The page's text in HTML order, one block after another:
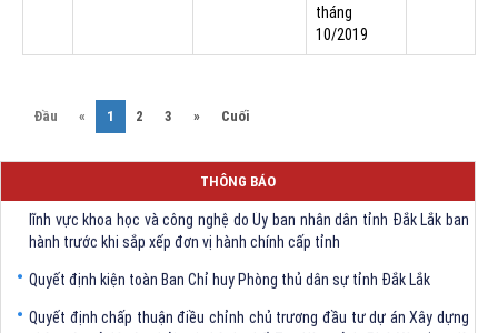
tháng
10/2019
Đầu « 1 (current)
2 3 » Cuối
THÔNG BÁO
Quyết định Về việc bãi bỏ một số văn bảng quy phạm pháp luật trong
lĩnh vực khoa học và công nghệ do Ủy ban nhân dân tỉnh Đắk Lắk ban
hành trước khi sắp xếp đơn vị hành chính cấp tỉnh
nhà máy xử lý rác thải tại thành phố Tuy Hòa, tỉnh Phú Yên (nay là